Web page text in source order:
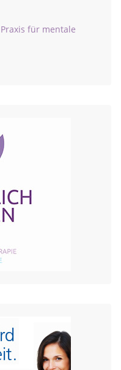
für mentale